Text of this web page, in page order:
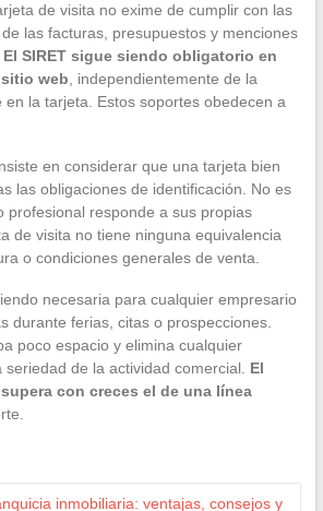
de visita no exime de cumplir con las
las facturas, presupuestos y menciones
El SIRET sigue siendo obligatorio en
web, independientemente de la
en la tarjeta. Estos soportes obedecen a
en considerar que una tarjeta bien
las obligaciones de identificación. No es
profesional responde a sus propias
de visita no tiene ninguna equivalencia
o condiciones generales de venta.
necesaria para cualquier empresario
durante ferias, citas o prospecciones.
poco espacio y elimina cualquier
de la actividad comercial. El
con creces el de una línea
inmobiliaria: ventajas, consejos y